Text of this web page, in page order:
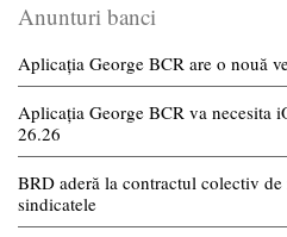
Anunturi banci
Aplicația George BCR are o nouă
Aplicația George BCR va necesita
26.26
BRD aderă la contractul colectiv
sindicatele